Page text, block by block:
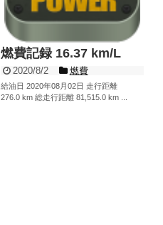
燃費記録 16.37 km/L
2020/8/2 燃費
給油日 2020年08月02日 走行距離
276.0 km 総走行距離 81,515.0 km ...